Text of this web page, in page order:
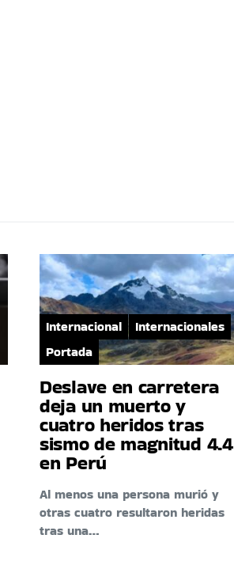
Internacional
Internacionales
Portada
Deslave en carretera
deja un muerto y
cuatro heridos tras
sismo de magnitud 4.4
en Perú
Al menos una persona murió y
otras cuatro resultaron heridas
tras una…